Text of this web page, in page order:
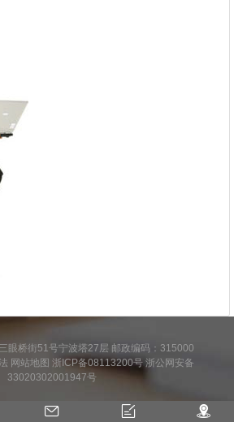
眼桥街51号宁波塔27层 邮政编码：315000
网站地图 浙ICP备08113200号 浙公网安备
33020302001947号